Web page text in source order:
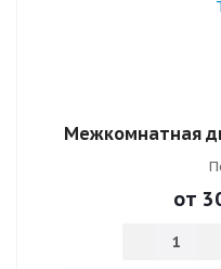
Межкомнатная
от